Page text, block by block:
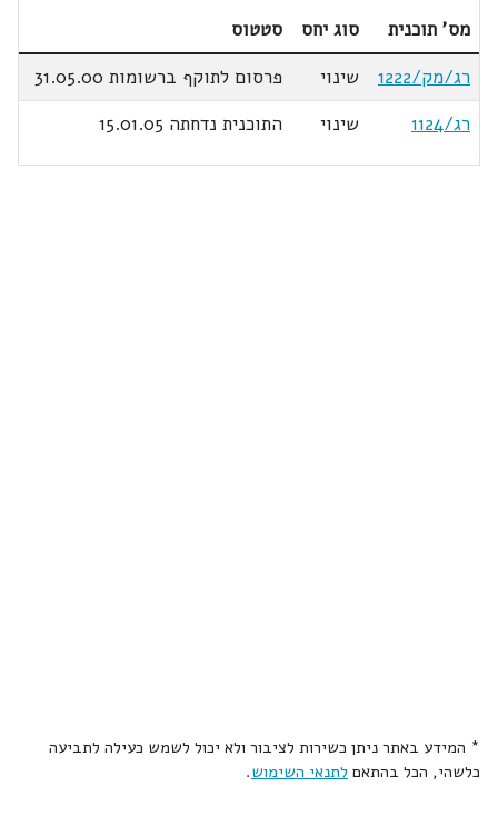
מס' תוכנית סוג יחס
סטטוס
רג/מק/1222
שינוי
פרסום לתוקף ברשומות 31.05.00
רג/1124
שינוי התוכנית נדחתה 15.01.05
* המידע באתר ניתן כשירות לציבור ולא יכול לשמש כעילה לתביעה
כלשהי, הכל בהתאם לתנאי השימוש.